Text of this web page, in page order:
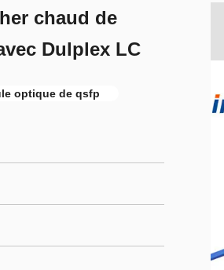
chaud de
Dulplex LC
optique de qsfp